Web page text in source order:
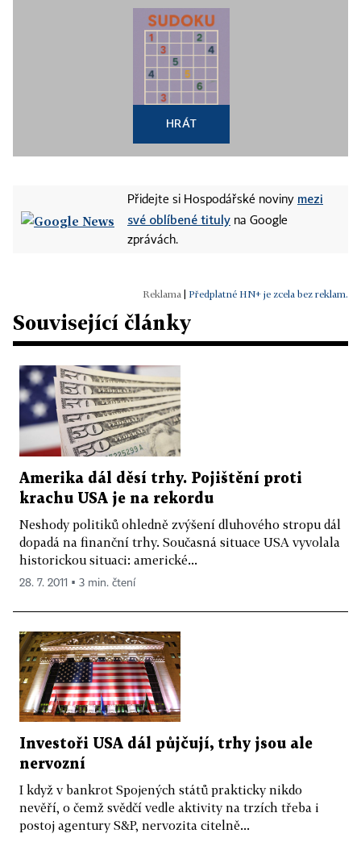
HRÁT
Přidejte si Hospodářské noviny mezi
své oblíbené tituly na Google
zprávách.
Předplatné HN+ je zcela bez reklam.
Související články
Amerika dál děsí trhy. Pojištění proti
krachu USA je na rekordu
Neshody politiků ohledně zvýšení dluhového stropu dál
dopadá na finanční trhy. Současná situace USA vyvolala
historickou situaci: americké...
28. 7. 2011 ▪ 3 min. čtení
Investoři USA dál půjčují, trhy jsou ale
nervozní
I když v bankrot Spojených států prakticky nikdo
nevěří, o čemž svědčí vedle aktivity na trzích třeba i
postoj agentury S&P, nervozita citelně...